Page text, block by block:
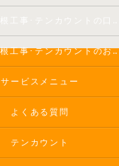
大阪の屋根工事･テンカウントのお客様の声
サービスメニュー
よくある質問
テンカウント